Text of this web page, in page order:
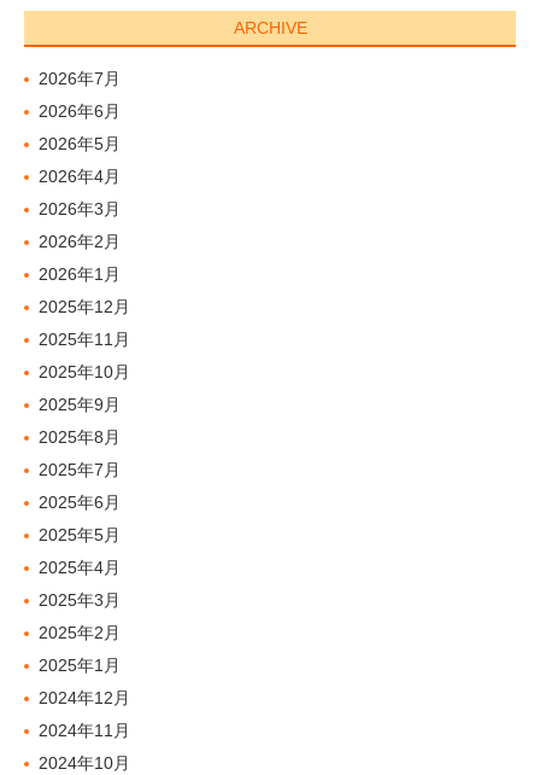
ARCHIVE
2026年7月
2026年6月
2026年5月
2026年4月
2026年3月
2026年2月
2026年1月
2025年12月
2025年11月
2025年10月
2025年9月
2025年8月
2025年7月
2025年6月
2025年5月
2025年4月
2025年3月
2025年2月
2025年1月
2024年12月
2024年11月
2024年10月